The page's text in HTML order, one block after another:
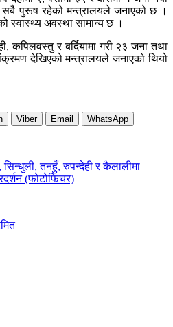
पुरूष रहेको मन्त्रालयले जनाएको छ ।
स्वास्थ्य अवस्था सामान्य छ ।
कपिलवस्तु र बर्दियामा गरी २३ जना तथा
देखिएको मन्त्रालयले जनाएको थियो
Viber Email WhatsApp
सिन्धुली, तनहुँ, रुपन्देही र कैलालीमा
(फोटोफिचर)